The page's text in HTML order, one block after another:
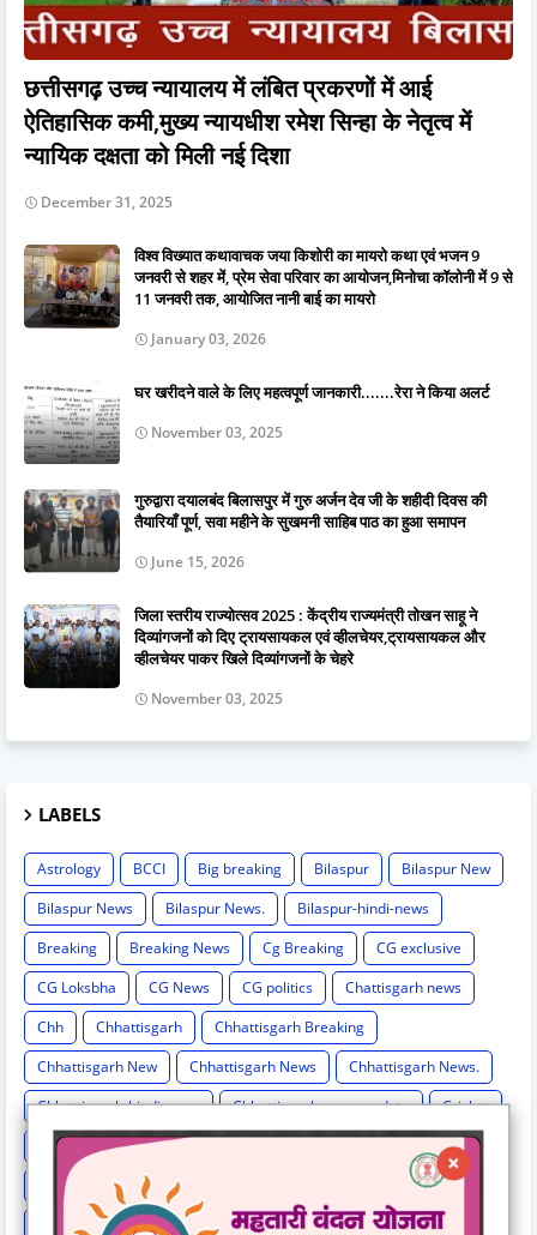
छत्तीसगढ़ उच्च न्यायालय में लंबित प्रकरणों में आई
ऐतिहासिक कमी,मुख्य न्यायधीश रमेश सिन्हा के नेतृत्व में
न्यायिक दक्षता को मिली नई दिशा
December 31, 2025
विश्व विख्यात कथावाचक जया किशोरी का मायरो कथा एवं भजन 9
जनवरी से शहर में, प्रेम सेवा परिवार का आयोजन,मिनोचा कॉलोनी में 9 से
11 जनवरी तक, आयोजित नानी बाई का मायरो
January 03, 2026
घर खरीदने वाले के लिए महत्वपूर्ण जानकारी.......रेरा ने किया अलर्ट
November 03, 2025
गुरुद्वारा दयालबंद बिलासपुर में गुरु अर्जन देव जी के शहीदी दिवस की
तैयारियाँ पूर्ण, सवा महीने के सुखमनी साहिब पाठ का हुआ समापन
June 15, 2026
जिला स्तरीय राज्योत्सव 2025 : केंद्रीय राज्यमंत्री तोखन साहू ने
दिव्यांगजनों को दिए ट्रायसायकल एवं व्हीलचेयर,ट्रायसायकल और
व्हीलचेयर पाकर खिले दिव्यांगजनों के चेहरे
November 03, 2025
LABELS
Astrology BCCI Big breaking Bilaspur
Bilaspur New
Bilaspur News
Bilaspur News.
Bilaspur-hindi-news
Breaking
Breaking News Cg Breaking
CG exclusive
CG Loksbha
CG News CG politics
Chattisgarh news
Chh
Chhattisgarh
Chhattisgarh Breaking
Chhattisgarh New
Chhattisgarh News
Chhattisgarh News.
Chhattisgarh-hindi-news
Chhattisgarh-news-update
Cricket
Crime
Education
Entertainment
Exclusive
High Cour
High Court
International News IPL
Israel-hamas war